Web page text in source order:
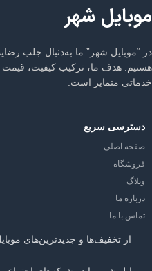
موبایل شهر
در “موبایل شهر” ما به‌دنبال جلب
هستیم. هدف ما، ترکیب کیفیت، قیمت
خدماتی متمایز است.
دسترسی سریع
صفحه اصلی
فروشگاه
وبلاگ
درباره ما
تماس با ما
از تخفیف‌ها و جدیدترین‌های